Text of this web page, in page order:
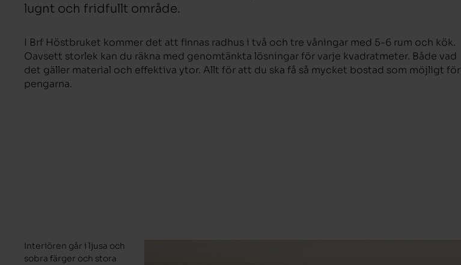
lugnt och fridfullt område.
I Brf Höstbruket kommer det att finnas radhus i två och tre våningar med 5-6 rum och kök.
Oavsett storlek kan du räkna med genomtänkta lösningar för varje kvadratmeter. Både vad
det gäller material och effektiva ytor. Allt för att du ska få så mycket bostad som möjligt för
pengarna.
Interiören går i ljusa och
sobra färger och stora